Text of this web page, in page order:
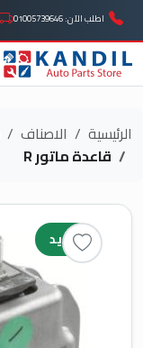
اطلب الآن: 01005739646
الرئيسية الاصناف
قاعدة ماتور R
جديد